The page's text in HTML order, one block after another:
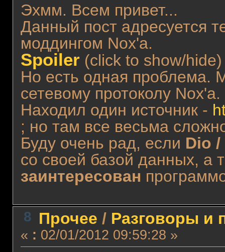
Эхмм. Всем привет...
Данный пост адресуется
моддингом Nox'a.
Spoiler (click to show/hide)
Но есть одная проблема.
сетевому протоколу Nox'a.
Находил один источник -
; но там все весьма
Буду очень рад, если Dio
со своей базой данных, а
заинтересован
8 Прочее / Разговоры и
« : 02/01/2012 09:59:28 »